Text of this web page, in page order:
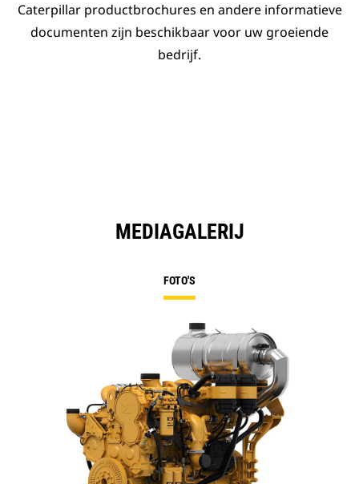
Caterpillar productbrochures en andere informatieve
documenten zijn beschikbaar voor uw groeiende
bedrijf.
MEDIAGALERIJ
FOTO'S